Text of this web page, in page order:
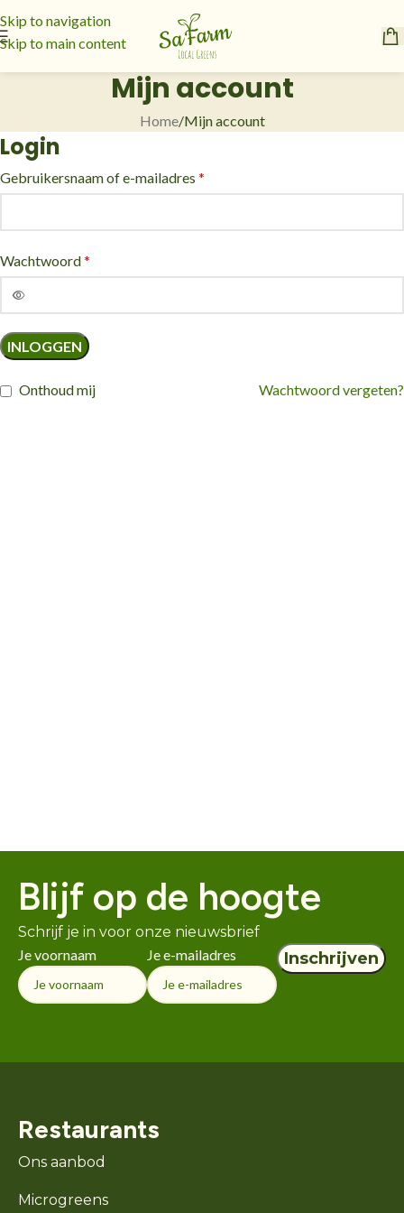
Skip to navigation
Skip to main content
Mijn account
Home Mijn account
Login
Gebruikersnaam of e-mailadres *
Wachtwoord*
INLOGGEN
Wachtwoord vergeten?
Onthoud mij
Blijf op de hoogte
Schrijf je in voor onze nieuwsbrief
Je voornaam
Je e-mailadres
Restaurants
Ons aanbod
Microgreens